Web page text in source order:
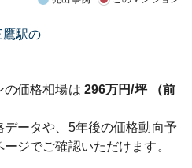
鷹駅の
の価格相場は 296万円/坪 （前
ータや、5年後の価格動向予
ジでご確認いただけます。